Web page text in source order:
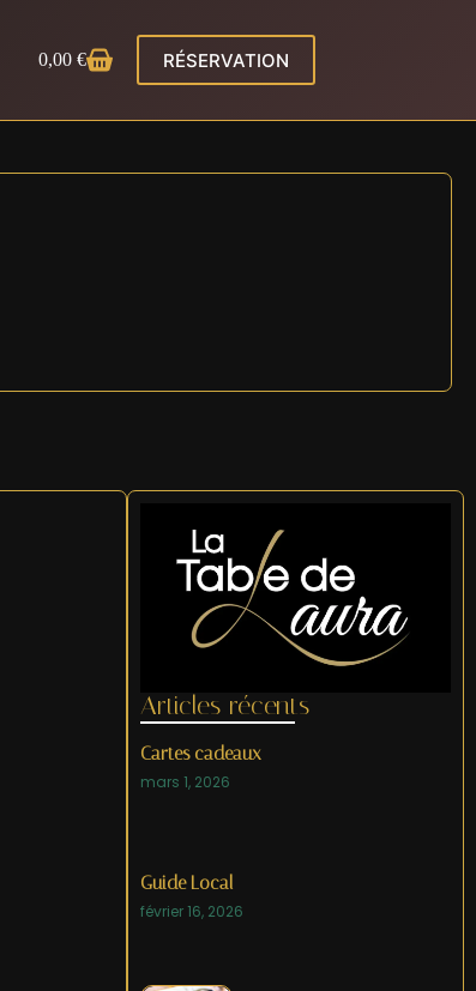
0,00 € RÉSERVATION
Articles récents
Cartes cadeaux
mars 1, 2026
Guide Local
février 16, 2026